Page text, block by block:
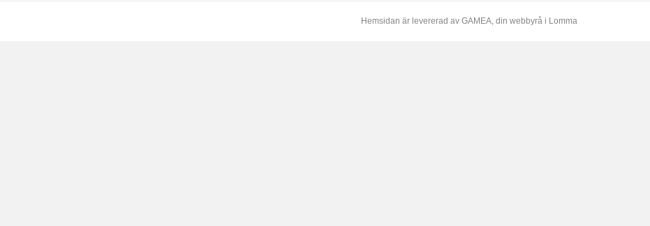
Hemsidan är levererad av GAMEA, din webbyrå i Lomma